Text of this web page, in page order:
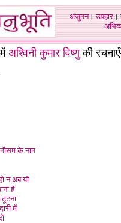
अंजुमन।उपहार।
अश्विनी कुमार विष्णु की रचनाएँ
मौसम के नाम
न अब यों
है
टूटना
में